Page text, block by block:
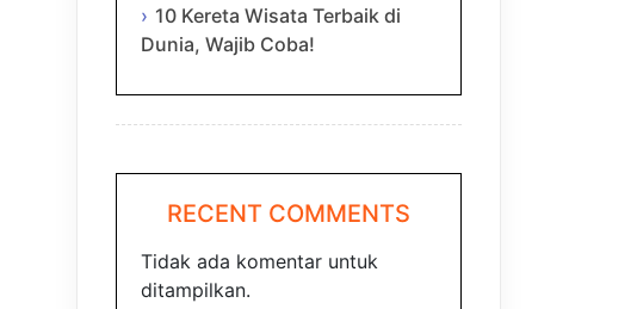
10 Kereta Wisata Terbaik di
Dunia, Wajib Coba!
RECENT COMMENTS
Tidak ada komentar untuk
ditampilkan.